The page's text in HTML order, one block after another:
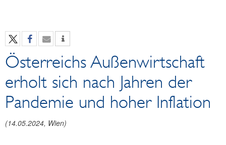
OeNB-Blog
OeNB-Podcast
Reden und Präsentationen
Berichte
Infografiken
Fotos
Österreichs Außenwirtschaft
erholt sich nach Jahren der
Pandemie und hoher Inflation
(14.05.2024, Wien)